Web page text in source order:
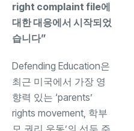
right complaint file에
대한 대응에서 시작되었
습니다”
Defending Education은
최근 미국에서 가장 영
향력 있는 ‘parents’
rights movement, 학부